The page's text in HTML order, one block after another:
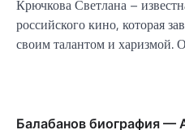
Крючкова Светлана –
российского кино, которая
своим талантом и харизмой.
Балабанов биография —